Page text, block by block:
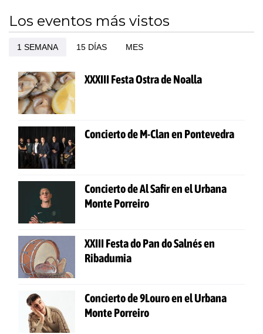
Los eventos más vistos
1 SEMANA 15 DÍAS MES
XXXIII Festa Ostra de Noalla
Concierto de M-Clan en Pontevedra
Concierto de Al Safir en el Urbana
Monte Porreiro
XXIII Festa do Pan do Salnés en
Ribadumia
Concierto de 9Louro en el Urbana
Monte Porreiro